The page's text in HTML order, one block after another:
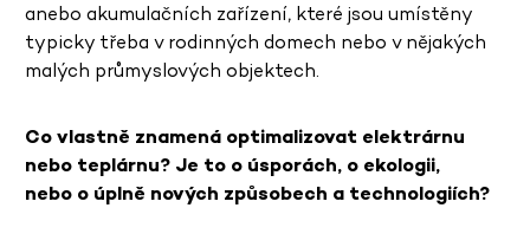
anebo akumulačních zařízení, které jsou umístěny
typicky třeba v rodinných domech nebo v nějakých
malých průmyslových objektech.
Co vlastně znamená optimalizovat elektrárnu
nebo teplárnu? Je to o úsporách, o ekologii,
nebo o úplně nových způsobech a technologiích?